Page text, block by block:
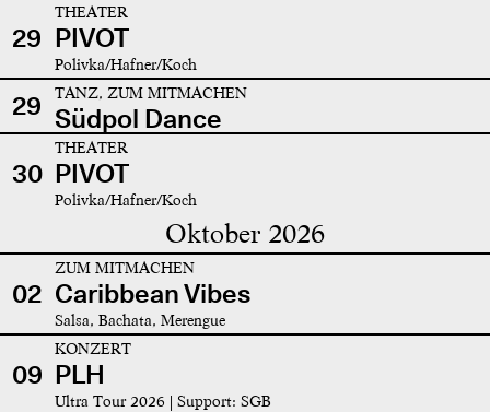
29
THEATER
PIVOT
Polivka/Hafner/Koch
29 TANZ, ZUM MITMACHEN
Südpol Dance
30
THEATER
PIVOT
Polivka/Hafner/Koch
Oktober 2026
02
ZUM MITMACHEN
Caribbean Vibes
Salsa, Bachata, Merengue
09
KONZERT
PLH
Ultra Tour 2026 | Support: SGB